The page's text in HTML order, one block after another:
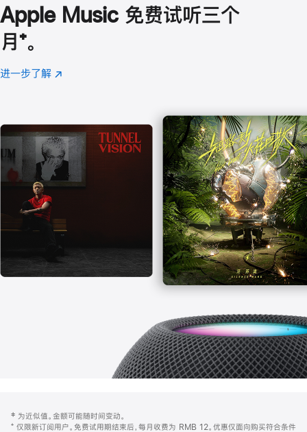
Apple Music 免费试听三个
月 脚
注
⁺。
进一步了解 Apple
(在
口
中
打
开)
页
注
‡ 为近似值。金额可能随时间变动。
⁺ 仅限新订阅用户。免费试用期结束后，每月收费为 RMB 12。优惠仅面向购买符合条件